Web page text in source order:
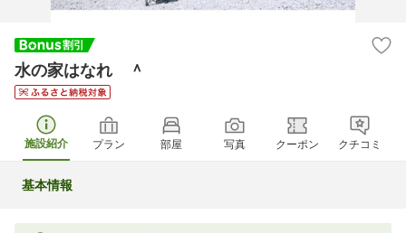
水の家はなれ ＾
施設紹介 プラン 部屋 写真 クーポン クチコミ
基本情報